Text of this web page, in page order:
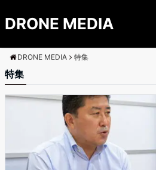
DRONE MEDIA
DRONE MEDIA 特集
特集